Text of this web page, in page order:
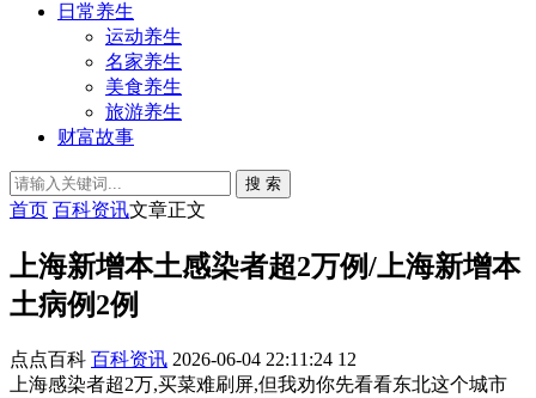
日常养生
运动养生
名家养生
美食养生
旅游养生
财富故事
搜 索
首页 百科资讯文章正文
上海新增本土感染者超2万例/上海新增本
土病例2例
点点百科 百科资讯 2026-06-04 22:11:24 12
上海感染者超2万,买菜难刷屏,但我劝你先看看东北这个城市